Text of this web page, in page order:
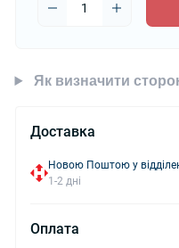
Як визначити
Доставка
Новою Поштою у
1-2 дні
Оплата